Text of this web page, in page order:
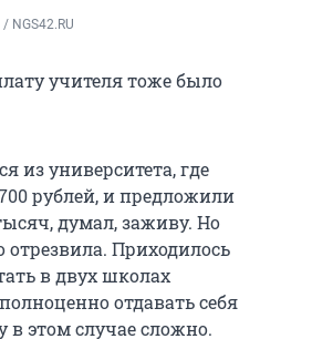
NGS42.RU
учителя тоже было
из университета, где
рублей, и предложили
думал, заживу. Но
отрезвила. Приходилось
в двух школах
отдавать себя
в этом случае сложно.